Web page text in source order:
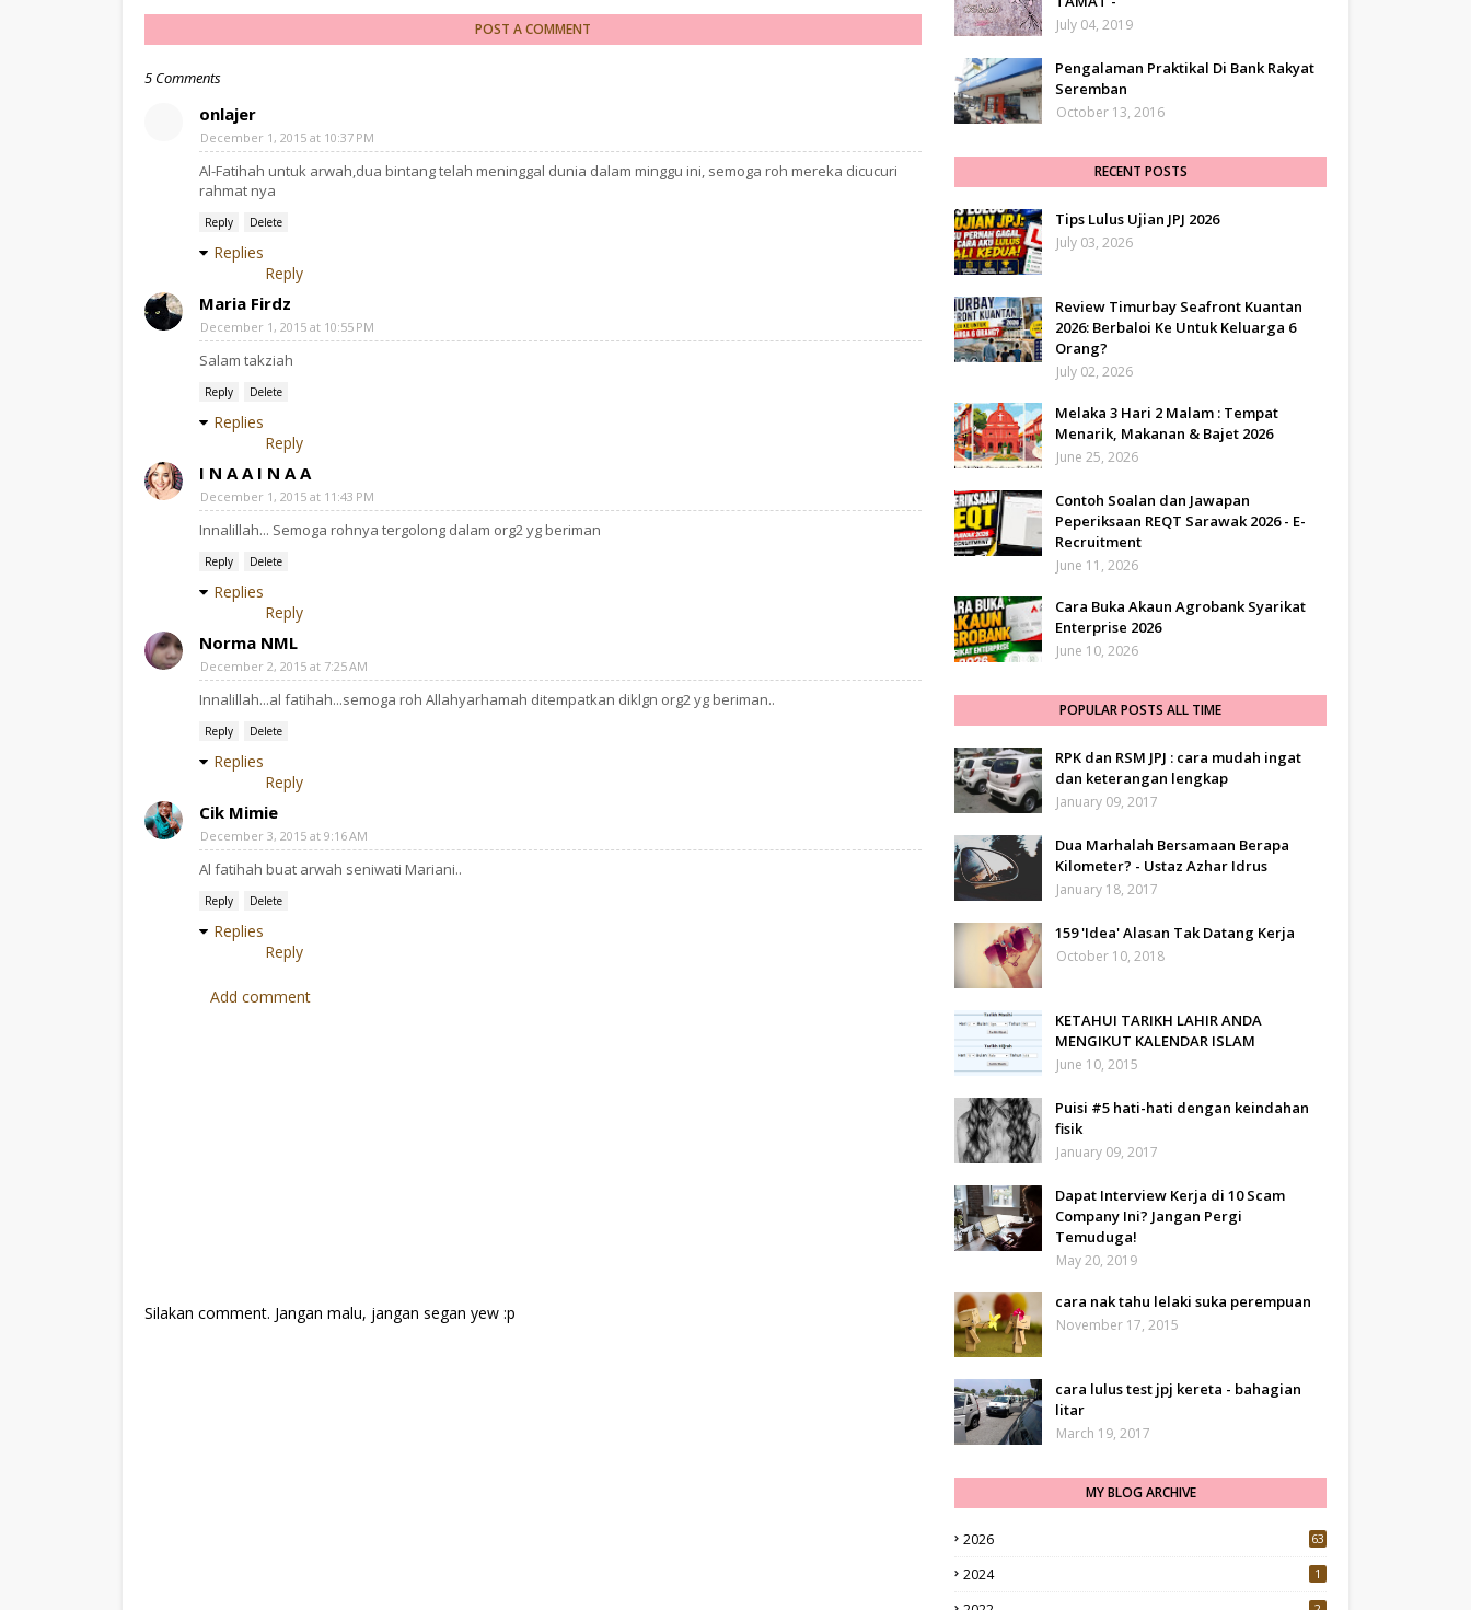
POST A COMMENT
5 Comments
onlajer
December 1, 2015 at 10:37 PM
Al-Fatihah untuk arwah,dua bintang telah meninggal dunia dalam minggu ini, semoga roh mereka dicucuri
rahmat nya
Reply Delete
Replies
Reply
Maria Firdz
December 1, 2015 at 10:55 PM
Salam takziah
Reply Delete
Replies
Reply
I N A A I N A A
December 1, 2015 at 11:43 PM
Innalillah... Semoga rohnya tergolong dalam org2 yg beriman
Reply Delete
Replies
Reply
Norma NML
December 2, 2015 at 7:25 AM
Innalillah...al fatihah...semoga roh Allahyarhamah ditempatkan diklgn org2 yg beriman..
Reply Delete
Replies
Reply
Cik Mimie
December 3, 2015 at 9:16 AM
Al fatihah buat arwah seniwati Mariani..
Reply Delete
Replies
Reply
Add comment
Silakan comment. Jangan malu, jangan segan yew :p
July 04, 2019
Pengalaman Praktikal Di Bank Rakyat
Seremban
October 13, 2016
RECENT POSTS
Tips Lulus Ujian JPJ 2026
July 03, 2026
Review Timurbay Seafront Kuantan
2026: Berbaloi Ke Untuk Keluarga 6
Orang?
July 02, 2026
Melaka 3 Hari 2 Malam : Tempat
Menarik, Makanan & Bajet 2026
June 25, 2026
Contoh Soalan dan Jawapan
Peperiksaan REQT Sarawak 2026 - E-
Recruitment
June 11, 2026
Cara Buka Akaun Agrobank Syarikat
Enterprise 2026
June 10, 2026
POPULAR POSTS ALL TIME
RPK dan RSM JPJ : cara mudah ingat
dan keterangan lengkap
January 09, 2017
Dua Marhalah Bersamaan Berapa
Kilometer? - Ustaz Azhar Idrus
January 18, 2017
159 'Idea' Alasan Tak Datang Kerja
October 10, 2018
KETAHUI TARIKH LAHIR ANDA
MENGIKUT KALENDAR ISLAM
June 10, 2015
Puisi #5 hati-hati dengan keindahan
fisik
January 09, 2017
Dapat Interview Kerja di 10 Scam
Company Ini? Jangan Pergi
Temuduga!
May 20, 2019
cara nak tahu lelaki suka perempuan
November 17, 2015
cara lulus test jpj kereta - bahagian
litar
March 19, 2017
MY BLOG ARCHIVE
2026 63
2024 1